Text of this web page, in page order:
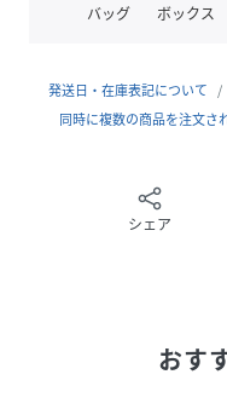
バッグ ボックス
発送日・在庫表記について
同時に複数の商品を注文さ
シェア
おす